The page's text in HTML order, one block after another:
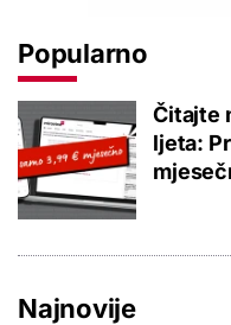
Popularno
Čitajte
ljeta:
Najnovije